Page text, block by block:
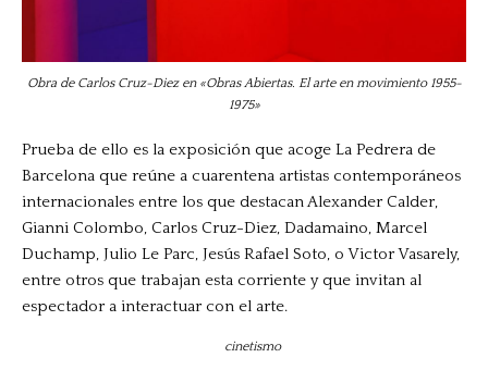
Obra de Carlos Cruz-Diez en «Obras Abiertas. El arte en movimiento 1955-
1975»
Prueba de ello es la exposición que acoge La Pedrera de
Barcelona que reúne a cuarentena artistas contemporáneos
internacionales entre los que destacan Alexander Calder,
Gianni Colombo, Carlos Cruz-Diez, Dadamaino, Marcel
Duchamp, Julio Le Parc, Jesús Rafael Soto, o Victor Vasarely,
entre otros que trabajan esta corriente y que invitan al
espectador a interactuar con el arte.